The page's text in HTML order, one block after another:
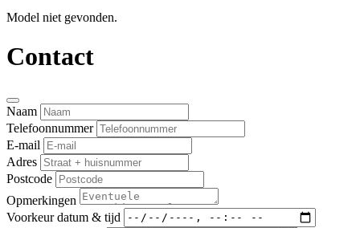
Model niet gevonden.
Contact
Naam
Telefoonnummer
E-mail
Adres
Postcode
Opmerkingen
Voorkeur datum & tijd